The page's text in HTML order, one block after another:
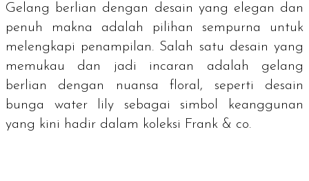
Gelang berlian dengan desain yang elegan dan
penuh makna adalah pilihan sempurna untuk
melengkapi penampilan. Salah satu desain yang
memukau dan jadi incaran adalah gelang
berlian dengan nuansa floral, seperti desain
bunga water lily sebagai simbol keanggunan
yang kini hadir dalam koleksi Frank & co.